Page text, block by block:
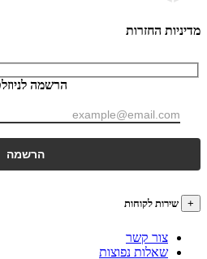
החזרות
הרשמה לניוזלטר:
לקוחות
צור קשר
שאלות נפוצות